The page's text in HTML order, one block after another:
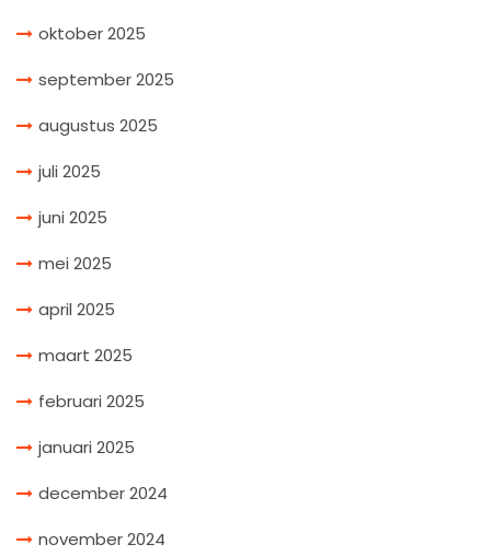
oktober 2025
september 2025
augustus 2025
juli 2025
juni 2025
mei 2025
april 2025
maart 2025
februari 2025
januari 2025
december 2024
november 2024